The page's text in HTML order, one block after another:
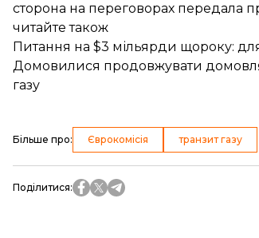
сторона на переговорах передала
читайте також
Питання на $3 мільярди щороку: для
Домовилися продовжувати
газу
Більше про: Єврокомісія транзит газу
Поділитися: